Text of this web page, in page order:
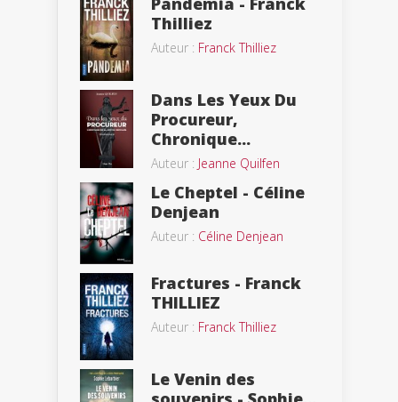
Thilliez
Auteur : Franck Thilliez
Dans Les Yeux Du
Procureur,
Chronique...
Auteur : Jeanne Quilfen
Le Cheptel - Céline
Denjean
Auteur : Céline Denjean
Fractures - Franck
THILLIEZ
Auteur : Franck Thilliez
Le Venin des